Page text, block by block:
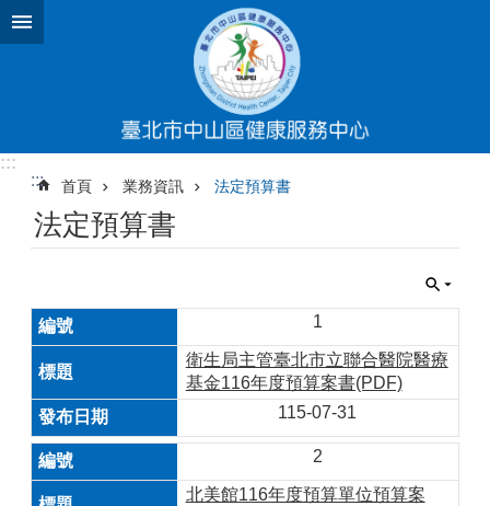
跳到主要內容區塊
:::
:::
首頁 業務資訊 法定預算書
法定預算書
1
衛生局主管臺北市立聯合醫院醫療
基金116年度預算案書(PDF)
115-07-31
2
北美館116年度預算單位預算案